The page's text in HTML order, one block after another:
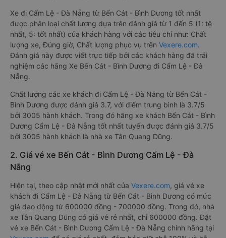
Xe đi Cẩm Lệ - Đà Nẵng từ Bến Cát - Bình Dương tốt nhất
được phân loại chất lượng dựa trên đánh giá từ 1 đến 5 (1: tệ
nhất, 5: tốt nhất) của khách hàng với các tiêu chí như: Chất
lượng xe, Đúng giờ, Chất lượng phục vụ trên Vexere.com.
Đánh giá này được viết trực tiếp bởi các khách hàng đã trải
nghiệm các hãng Xe Bến Cát - Bình Dương đi Cẩm Lệ - Đà
Nẵng.
Chất lượng các xe khách đi Cẩm Lệ - Đà Nẵng từ Bến Cát -
Bình Dương được đánh giá 3.7, với điểm trung bình là 3.7/5
bởi 3005 hành khách. Trong đó hãng xe khách Bến Cát - Bình
Dương Cẩm Lệ - Đà Nẵng tốt nhất tuyến được đánh giá 3.7/5
bởi 3005 hành khách là nhà xe Tân Quang Dũng.
2. Giá vé xe Bến Cát - Bình Dương Cẩm Lệ - Đà
Nẵng
Hiện tại, theo cập nhật mới nhất của Vexere.com, giá vé xe
khách đi Cẩm Lệ - Đà Nẵng từ Bến Cát - Bình Dương có mức
giá dao động từ 600000 đồng - 700000 đồng. Trong đó, nhà
xe Tân Quang Dũng có giá vé rẻ nhất, chỉ 600000 đồng. Đặt
vé xe Bến Cát - Bình Dương Cẩm Lệ - Đà Nẵng chính hãng tại